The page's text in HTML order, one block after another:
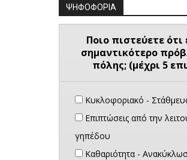
ΨΗΦΟΦΟΡΙΑ
Ποιο πιστεύετε ότι
σημαντικότερο
πόλης; (μέχρι 5
Κυκλοφοριακό -
Επιπτώσεις από την
γηπέδου
Καθαριότητα -